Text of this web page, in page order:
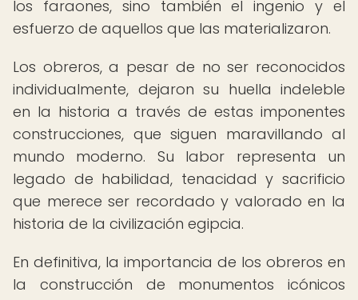
los faraones, sino también el ingenio y el
esfuerzo de aquellos que las materializaron.
Los obreros, a pesar de no ser reconocidos
individualmente, dejaron su huella indeleble
en la historia a través de estas imponentes
construcciones, que siguen maravillando al
mundo moderno. Su labor representa un
legado de habilidad, tenacidad y sacrificio
que merece ser recordado y valorado en la
historia de la civilización egipcia.
En definitiva, la importancia de los obreros en
la construcción de monumentos icónicos